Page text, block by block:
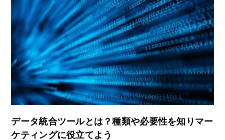
データ統合ツールとは？種類や必要性を知りマー
ケティングに役立てよう